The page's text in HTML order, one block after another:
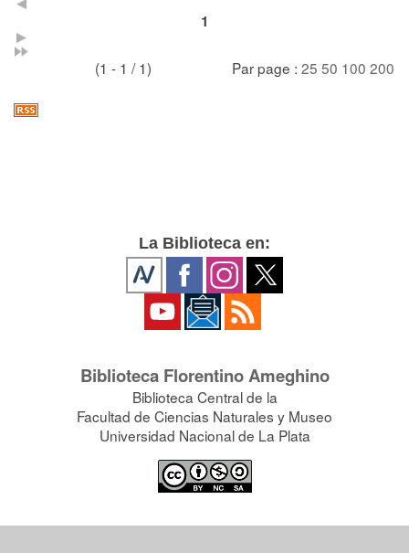
1
(1 - 1 / 1) Par page : 25 50 100 200
La Biblioteca en:
Biblioteca Florentino Ameghino
Biblioteca Central de la
Facultad de Ciencias Naturales y Museo
Universidad Nacional de La Plata